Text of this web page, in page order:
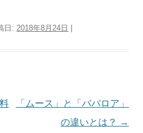
日: 2018年8月24日
「ムース」と「ババロア」
の違いとは？
→